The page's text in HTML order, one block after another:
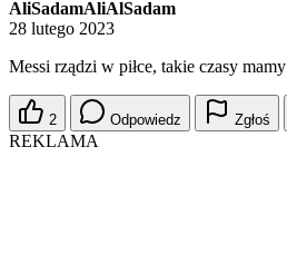
AliSadamAliAlSadam
28 lutego 2023
Messi rządzi w piłce, takie czasy mamy
2 Odpowiedz Zgłoś
REKLAMA